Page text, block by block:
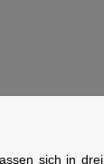
sich in drei